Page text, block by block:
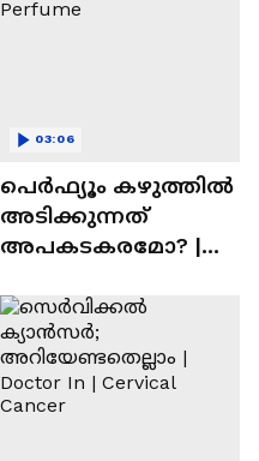
പെർഫ്യൂം കഴുത്തിൽ
അടിക്കുന്നത്
അപകടകരമോ? |
03:06